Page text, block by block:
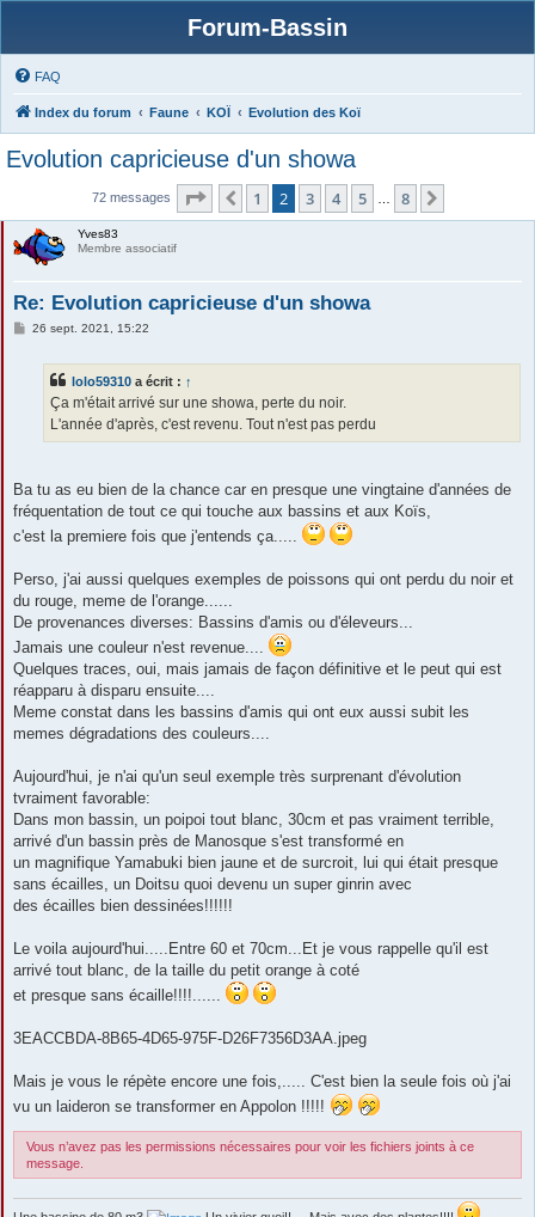
Forum-Bassin
FAQ
Index du forum Faune KOÏ Evolution des Koï
Evolution capricieuse d'un showa
72 messages Page sur8
Précédente
1 2 3 4 5 8
Yves83
Membre associatif
Re: Evolution capricieuse d'un showa
M26 sept. 2021, 15:22
lolo59310 a écrit : ↑
Ça m'était arrivé sur une showa, perte du noir.
L'année d'après, c'est revenu. Tout n'est pas perdu
Ba tu as eu bien de la chance car en presque une vingtaine d'années de
fréquentation de tout ce qui touche aux bassins et aux Koïs,
c'est la premiere fois que j'entends ça.....
Perso, j'ai aussi quelques exemples de poissons qui ont perdu du noir et
du rouge, meme de l'orange......
De provenances diverses: Bassins d'amis ou d'éleveurs...
Jamais une couleur n'est revenue....
Quelques traces, oui, mais jamais de façon définitive et le peut qui est
réapparu à disparu ensuite....
Meme constat dans les bassins d'amis qui ont eux aussi subit les
memes dégradations des couleurs....
Aujourd'hui, je n'ai qu'un seul exemple très surprenant d'évolution
tvraiment favorable:
Dans mon bassin, un poipoi tout blanc, 30cm et pas vraiment terrible,
arrivé d'un bassin près de Manosque s'est transformé en
un magnifique Yamabuki bien jaune et de surcroit, lui qui était presque
sans écailles, un Doitsu quoi devenu un super ginrin avec
des écailles bien dessinées!!!!!!
Le voila aujourd'hui.....Entre 60 et 70cm...Et je vous rappelle qu'il est
arrivé tout blanc, de la taille du petit orange à coté
et presque sans écaille!!!!......
3EACCBDA-8B65-4D65-975F-D26F7356D3AA.jpeg
Mais je vous le répète encore une fois,..... C'est bien la seule fois où j'ai
vu un laideron se transformer en Appolon !!!!!
Vous n’avez pas les permissions nécessaires pour voir les fichiers joints à ce
message.